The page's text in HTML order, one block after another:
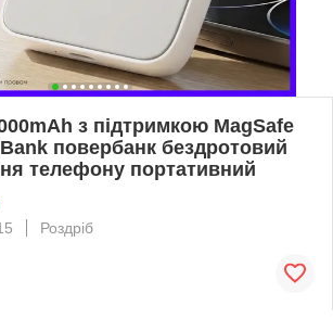
з підтримкою MagSafe
повербанк бездротовий
телефону портативний
Роздріб